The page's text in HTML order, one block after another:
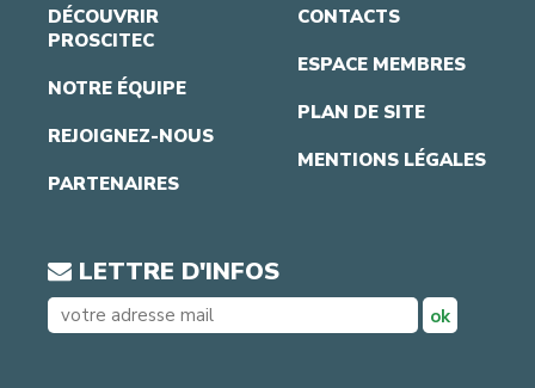
DÉCOUVRIR
PROSCITEC
NOTRE ÉQUIPE
REJOIGNEZ-NOUS
PARTENAIRES
CONTACTS
ESPACE MEMBRES
PLAN DE SITE
MENTIONS LÉGALES
LETTRE D'INFOS